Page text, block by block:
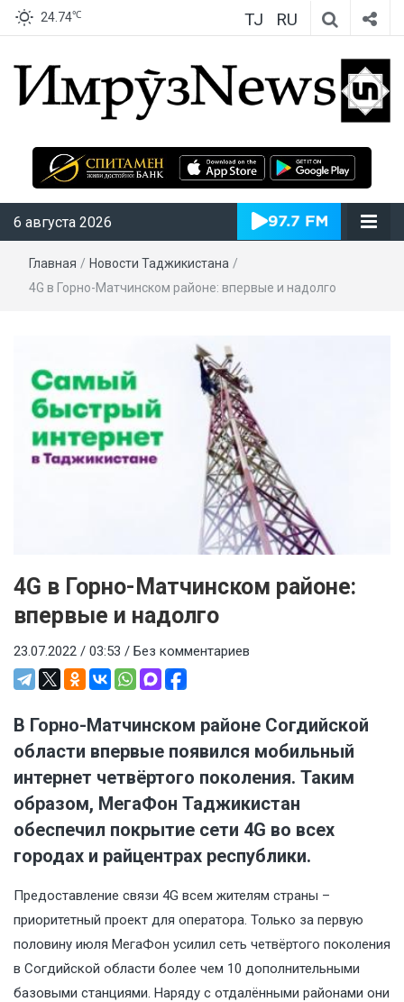
24.74℃ TJ RU
ИмрӯзNews
6 августа 2026
Главная / Новости Таджикистана /
4G в Горно-Матчинском районе: впервые и надолго
4G в Горно-Матчинском районе:
впервые и надолго
23.07.2022 / 03:53 / Без комментариев
В Горно-Матчинском районе Согдийской
области впервые появился мобильный
интернет четвёртого поколения. Таким
образом, МегаФон Таджикистан
обеспечил покрытие сети 4G во всех
городах и райцентрах республики.
Предоставление связи 4G всем жителям страны –
приоритетный проект для оператора. Только за первую
половину июля МегаФон усилил сеть четвёртого поколения
в Согдийской области более чем 10 дополнительными
базовыми станциями. Наряду с отдалёнными районами они